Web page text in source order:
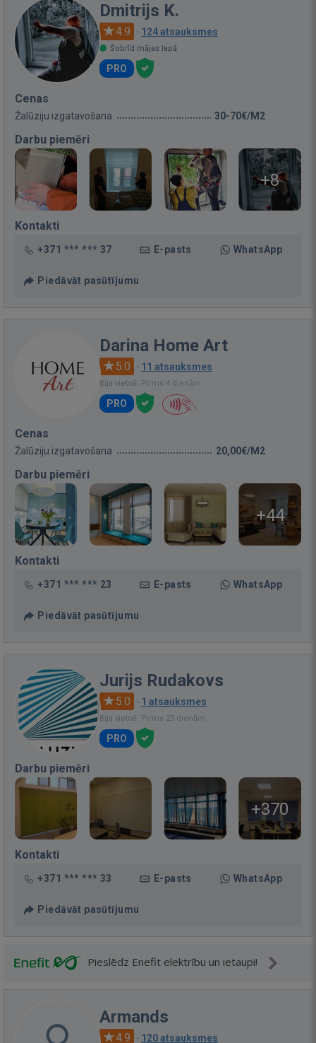
Dmitrijs K.
4.9 · 124 atsauksmes
Šobrīd mājas lapā
PRO
Cenas
Žalūziju izgatavošana 30-70€/M2
Darbu piemēri
+8
Kontakti
+371 *** *** 37 E-pasts WhatsApp
Piedāvāt pasūtījumu
Darina Home Art
5.0 · 11 atsauksmes
Bija vietnē: Pirms 4 dienām
PRO
Cenas
Žalūziju izgatavošana 20,00€/M2
Darbu piemēri
+44
Kontakti
+371 *** *** 23 E-pasts WhatsApp
Piedāvāt pasūtījumu
Jurijs Rudakovs
5.0 · 1 atsauksmes
Bija vietnē: Pirms 25 dienām
PRO
Darbu piemēri
+370
Kontakti
+371 *** *** 33 E-pasts WhatsApp
Piedāvāt pasūtījumu
Pieslēdz Enefit elektrību un ietaupi!
Armands
4.9 · 120 atsauksmes